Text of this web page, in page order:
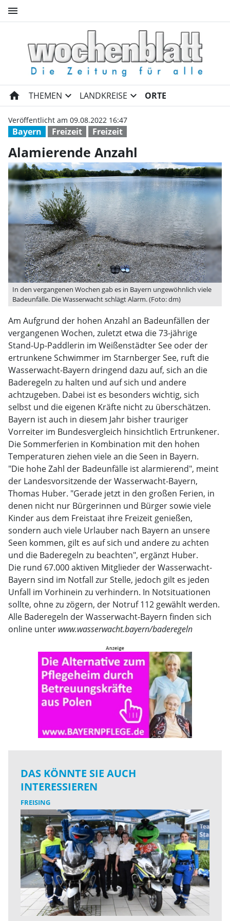
menu
Alamierende Anzahl |
home THEMEN expand_more LANDKREISE expand_more ORTE
Bayern Freizeit Freizeit
Veröffentlicht am 09.08.2022 16:47
Alamierende Anzahl
In den vergangenen Wochen gab es in Bayern ungewöhnlich viele
Badeunfälle. Die Wasserwacht schlägt Alarm. (Foto: dm)
Am Aufgrund der hohen Anzahl an Badeunfällen der
vergangenen Wochen, zuletzt etwa die 73-jährige
Stand-Up-Paddlerin im Weißenstädter See oder der
ertrunkene Schwimmer im Starnberger See, ruft die
Wasserwacht-Bayern dringend dazu auf, sich an die
Baderegeln zu halten und auf sich und andere
achtzugeben. Dabei ist es besonders wichtig, sich
selbst und die eigenen Kräfte nicht zu überschätzen.
Bayern ist auch in diesem Jahr bisher trauriger
Vorreiter im Bundesvergleich hinsichtlich Ertrunkener.
Die Sommerferien in Kombination mit den hohen
Temperaturen ziehen viele an die Seen in Bayern.
"Die hohe Zahl der Badeunfälle ist alarmierend", meint
der Landesvorsitzende der Wasserwacht-Bayern,
Thomas Huber. "Gerade jetzt in den großen Ferien, in
denen nicht nur Bürgerinnen und Bürger sowie viele
Kinder aus dem Freistaat ihre Freizeit genießen,
sondern auch viele Urlauber nach Bayern an unsere
Seen kommen, gilt es auf sich und andere zu achten
und die Baderegeln zu beachten", ergänzt Huber.
Die rund 67.000 aktiven Mitglieder der Wasserwacht-
Bayern sind im Notfall zur Stelle, jedoch gilt es jeden
Unfall im Vorhinein zu verhindern. In Notsituationen
sollte, ohne zu zögern, der Notruf 112 gewählt werden.
Alle Baderegeln der Wasserwacht-Bayern finden sich
online unter www.wasserwacht.bayern/baderegeln
DAS KÖNNTE SIE AUCH
INTERESSIEREN
FREISING